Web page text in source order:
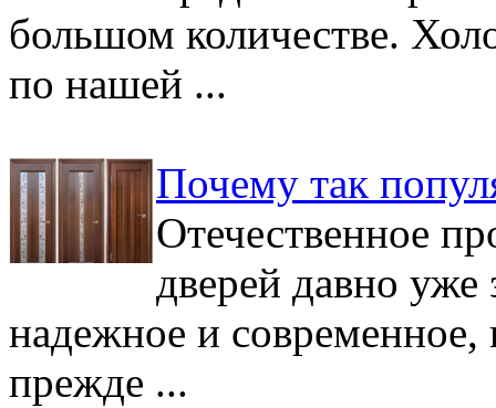
большом количестве.
по нашей ...
Почему так
Отечественное
дверей давно уже
надежное и
прежде ...